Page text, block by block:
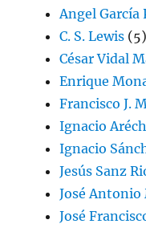
Angel García
C. S. Lewis (5)
César Vidal
Enrique
Francisco J.
Ignacio
Ignacio
Jesús Sanz
José Antonio
José